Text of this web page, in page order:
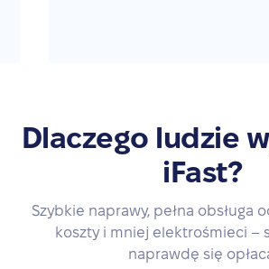
Dlaczego ludzie
iFast?
Szybkie naprawy, pełna obsługa
koszty i mniej elektrośmieci –
naprawdę się